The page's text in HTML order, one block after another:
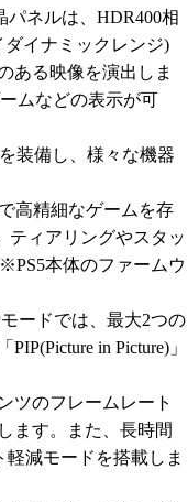
パネルは、HDR400相
イナミックレンジ)
ある映像を演出しま
ムなどの表示が可
装備し、様々な機器
高精細なゲームを存
ティアリングやスタッ
本体のファームウ
ードでは、最大2つの
in Picture)」
ツのフレームレート
ます。また、長時間
減モードを搭載しま